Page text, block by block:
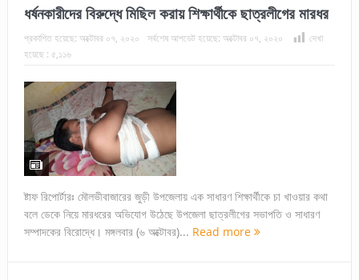
ধর্ষনকারীদের বিরুদ্ধে মিছিল করায় শিক্ষার্থীকে ছাত্রলীগের মারধর
প্রকাশিত হয়েছে: অক্টোবর ০৭, ২০২০ সর্বশেষ আপডেট হয়েছে: অক্টোবর ০৭, ২০২০
দেখা
হয়েছে : ৫,১১৬
ষ্টাফ রিপোর্টারঃ মৌলভীবাজারের জুড়ী উপজেলায় এক সাধারণ শিক্ষার্থীকে চা খাওয়ার কথা
বলে ডেকে নিয়ে মারধরের অভিযোগ উঠেছে উপজেলা ছাত্রলীগের সভাপতি ও সাধারণ
সম্পাদকের বিরোদ্ধে। মঙ্গলবার (৬ অক্টোবর)... Read more